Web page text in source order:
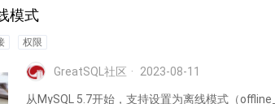
模式
权限
GreatSQL社区 2023-08-11
从MySQL 5.7开始，支持设置为离线模式（